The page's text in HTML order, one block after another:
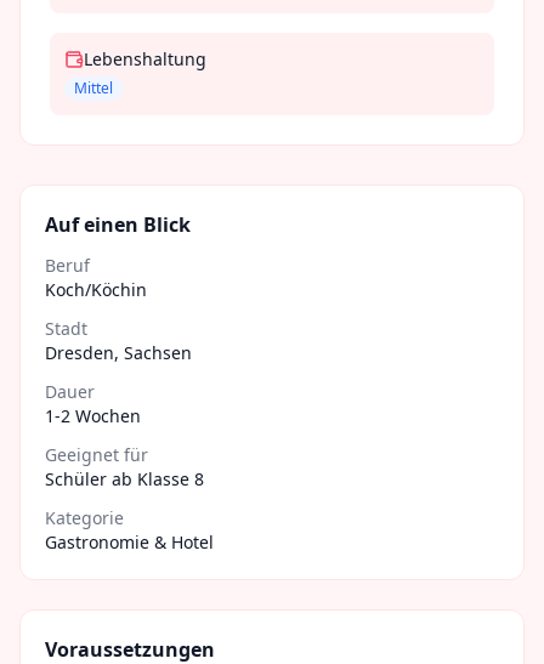
Lebenshaltung
Mittel
Auf einen Blick
Beruf
Koch/Köchin
Stadt
Dresden, Sachsen
Dauer
1-2 Wochen
Geeignet für
Schüler ab Klasse 8
Kategorie
Gastronomie & Hotel
Voraussetzungen